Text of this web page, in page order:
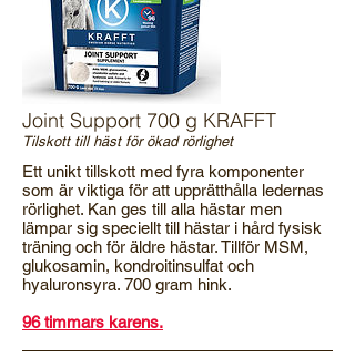
Joint Support 700 g KRAFFT
Tilskott till häst för ökad rörlighet
Ett unikt tillskott med fyra komponenter
som är viktiga för att upprätthålla ledernas
rörlighet. Kan ges till alla hästar men
lämpar sig speciellt till hästar i hård fysisk
träning och för äldre hästar. Tillför MSM,
glukosamin, kondroitinsulfat och
hyaluronsyra. 700 gram hink.
96 timmars karens.